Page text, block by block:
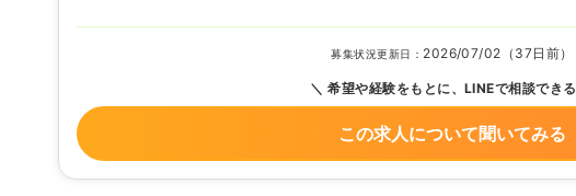
募集状況更新日： 2026/07/02（37日前）
希望や経験をもとに、LINEで相談できる
この求人について聞いてみる